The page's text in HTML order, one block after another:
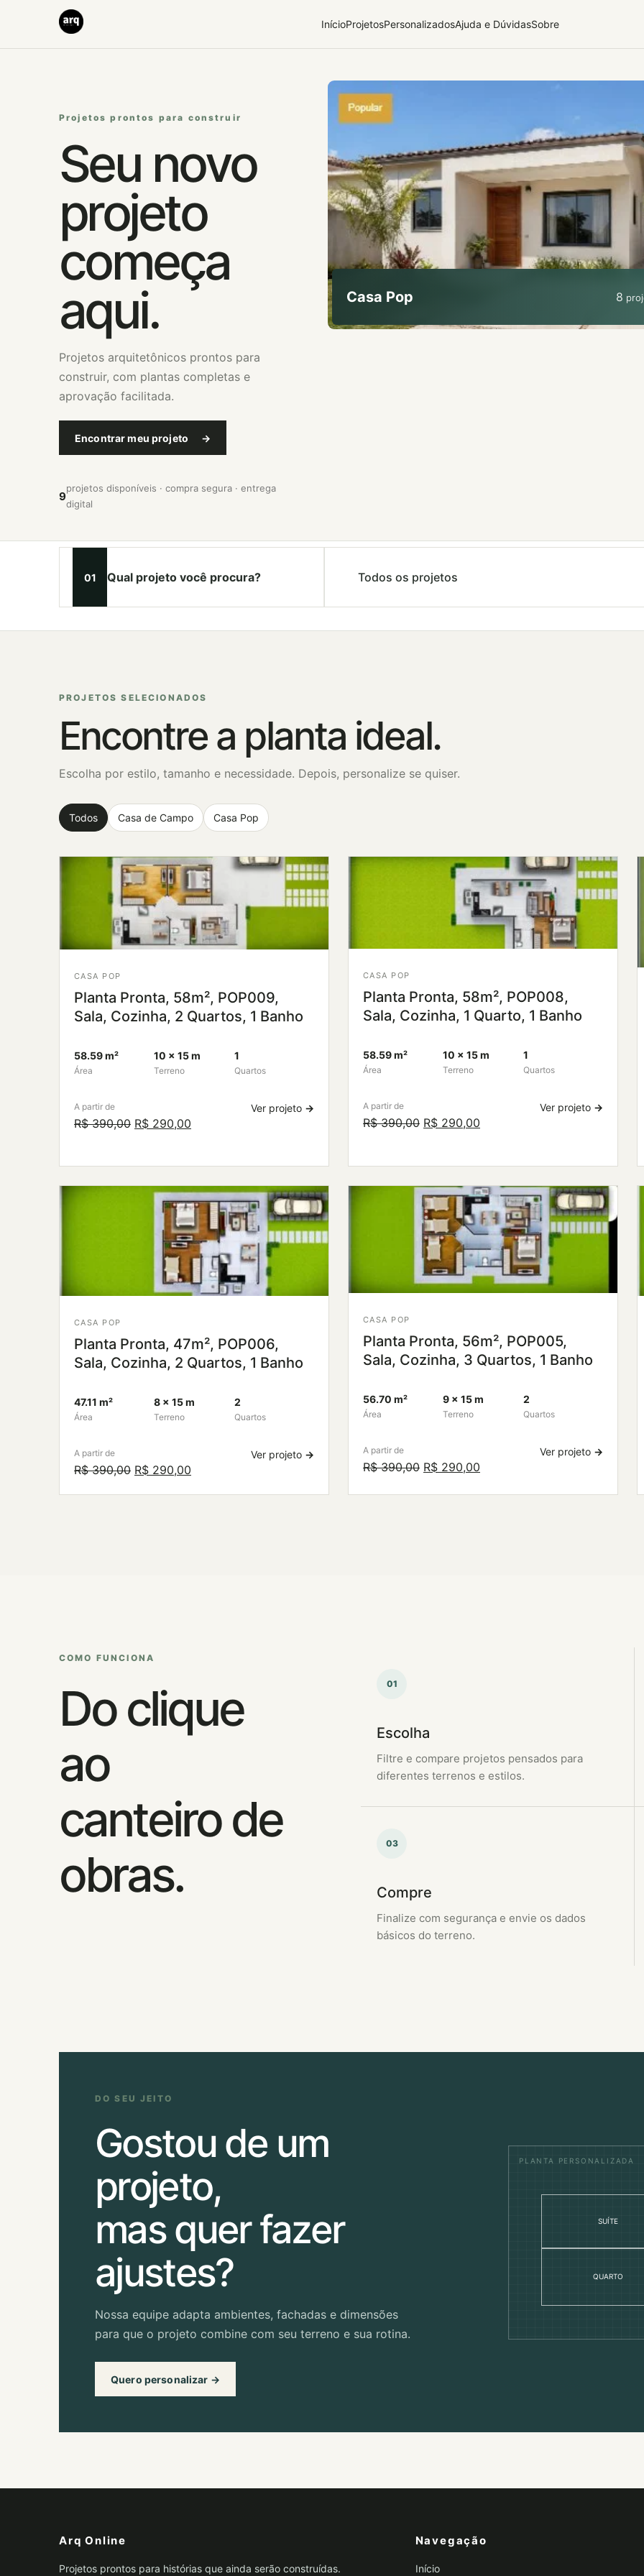
InícioProjetosPersonalizadosAjuda e DúvidasSobre
Projetos prontos para construir
Seu novo
projeto
começa
aqui.
Projetos arquitetônicos prontos para
construir, com plantas completas e
aprovação facilitada.
Encontrar meu projeto →
9
projetos disponíveis · compra segura · entrega
digital
Casa Pop 8
01 Qual projeto você procura?
PROJETOS SELECIONADOS
Encontre a planta ideal.
Escolha por estilo, tamanho e necessidade. Depois, personalize se quiser.
Todos Casa de Campo Casa Pop
CASA POP
Planta Pronta, 58m², POP009,
Sala, Cozinha, 2 Quartos, 1 Banho
58.59 m²
Área
10 × 15 m
Terreno
1
Quartos
A partir de
R$390,00 O
R$ 390,00.
R$ 290,00
R$ 290,00.
Ver projeto →
CASA POP
Planta Pronta, 58m², POP008,
Sala, Cozinha, 1 Quarto, 1 Banho
58.59 m²
Área
10 × 15 m
Terreno
1
Quartos
A partir de
R$390,00 O
R$ 390,00.
R$ 290,00
R$ 290,00.
Ver projeto →
CASA POP
Planta Pronta, 47m², POP006,
Sala, Cozinha, 2 Quartos, 1 Banho
47.11 m²
Área
8 × 15 m
Terreno
2
Quartos
A partir de
R$390,00 O
R$ 290,00
Ver projeto →
CASA POP
Planta Pronta, 56m², POP005,
Sala, Cozinha, 3 Quartos, 1 Banho
56.70 m²
Área
9 × 15 m
Terreno
2
Quartos
A partir de
R$390,00 O
R$ 290,00
Ver projeto →
COMO FUNCIONA
Do clique
ao
canteiro de
obras.
01
Escolha
Filtre e compare projetos pensados para
diferentes terrenos e estilos.
03
Compre
Finalize com segurança e envie os dados
básicos do terreno.
DO SEU JEITO
Gostou de um
projeto,
mas quer fazer
ajustes?
Nossa equipe adapta ambientes, fachadas e dimensões
para que o projeto combine com seu terreno e sua rotina.
Quero personalizar →
SUÍTE
QUARTO
Arq Online
Projetos prontos para histórias que ainda serão construídas.
Navegação
Início